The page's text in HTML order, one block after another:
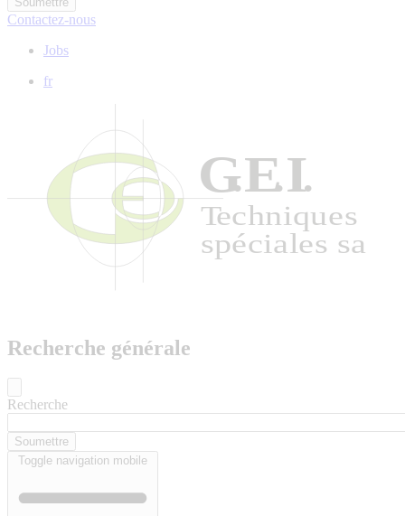
Contactez-nous
Jobs
fr
Recherche générale
Recherche
Toggle navigation mobile